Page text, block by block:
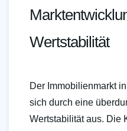
Wertstabilität
Der Immobilienmarkt
sich durch eine
Wertstabilität aus. Die